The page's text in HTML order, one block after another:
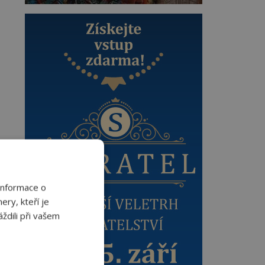
o
kteří je
při vašem